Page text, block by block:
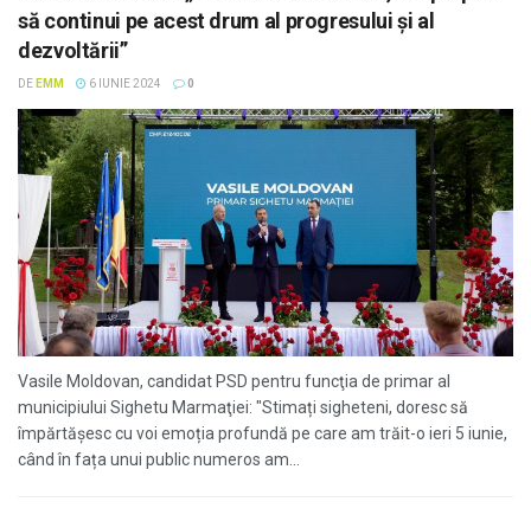
să continui pe acest drum al progresului și al
dezvoltării”
DE EMM 6 IUNIE 2024 0
Vasile Moldovan, candidat PSD pentru funcţia de primar al
municipiului Sighetu Marmaţiei: "Stimați sigheteni, doresc să
împărtășesc cu voi emoția profundă pe care am trăit-o ieri 5 iunie,
când în fața unui public numeros am...